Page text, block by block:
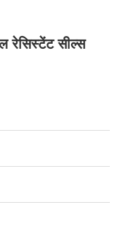
रेसिस्टेंट सील्स